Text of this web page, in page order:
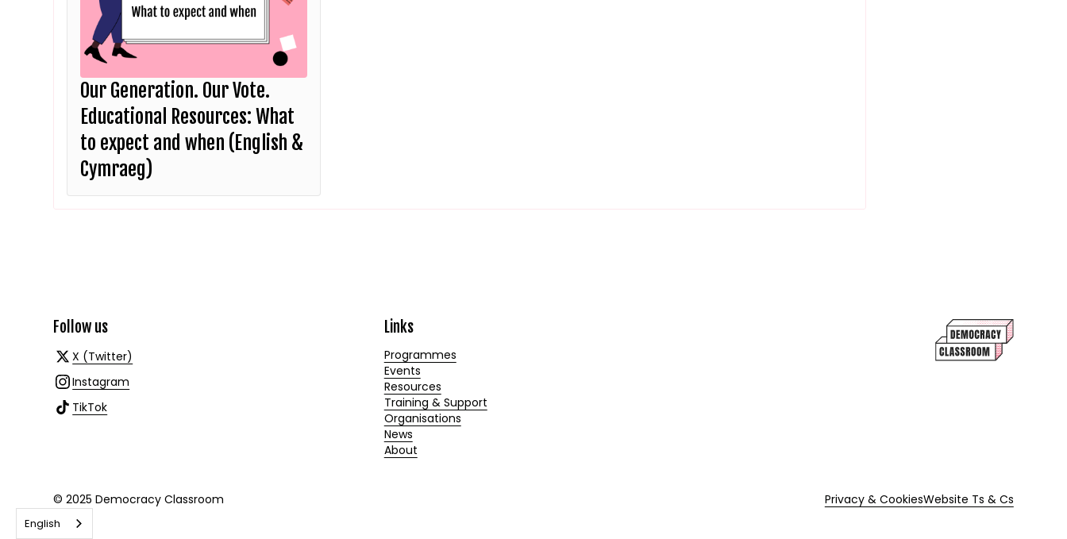
Our Generation. Our Vote.
Educational Resources: What
to expect and when (English &
Cymraeg)
Follow us
X (Twitter)
Instagram
TikTok
Links
Programmes
Events
Resources
Training & Support
Organisations
News
About
© 2025 Democracy Classroom Privacy & CookiesWebsite Ts & Cs
English